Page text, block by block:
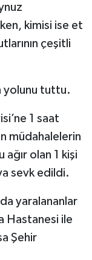
kimisi ise et
çeşitli
yolunu tuttu.
1 saat
müdahalelerin
olan 1 kişi
sevk edildi.
yaralananlar
Hastanesi ile
Şehir